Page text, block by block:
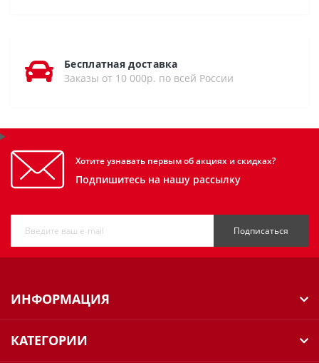
Бесплатная доставка
Заказы от 10 000р. по всей России
Хотите узнавать первым об акциях и скидках?
Подпишитесь на нашу рассылку
Подписаться
ИНФОРМАЦИЯ
КАТЕГОРИИ